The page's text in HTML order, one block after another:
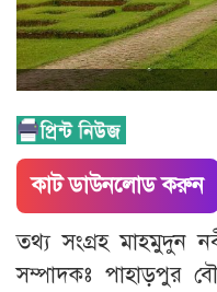
কাট ডাউনলোড করুন
তথ্য সংগ্রহ মাহমুদুন
সম্পাদকঃ পাহাড়পুর